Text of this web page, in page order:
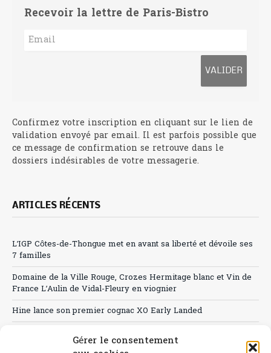
Gérer le consentement
Recevoir la lettre de Paris-Bistro
Confirmez votre inscription en cliquant sur le lien de
validation envoyé par email. Il est parfois possible que
ce message de confirmation se retrouve dans le
dossiers indésirables de votre messagerie.
ARTICLES RÉCENTS
L’IGP Côtes-de-Thongue met en avant sa liberté et dévoile ses
7 familles
Domaine de la Ville Rouge, Crozes Hermitage blanc et Vin de
France L’Aulin de Vidal-Fleury en viognier
Hine lance son premier cognac XO Early Landed